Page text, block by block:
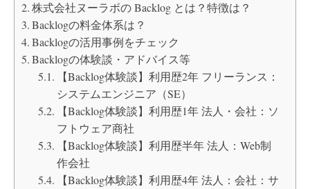
株式会社ヌーラボの Backlog とは？特徴は？
Backlogの料金体系は？
Backlogの活用事例をチェック
Backlogの体験談・アドバイス等
【Backlog体験談】利用歴2年 フリーランス：
システムエンジニア（SE）
【Backlog体験談】利用歴1年 法人・会社：ソ
フトウェア商社
【Backlog体験談】利用歴半年 法人：Web制
作会社
【Backlog体験談】利用歴4年 法人：会社：サ